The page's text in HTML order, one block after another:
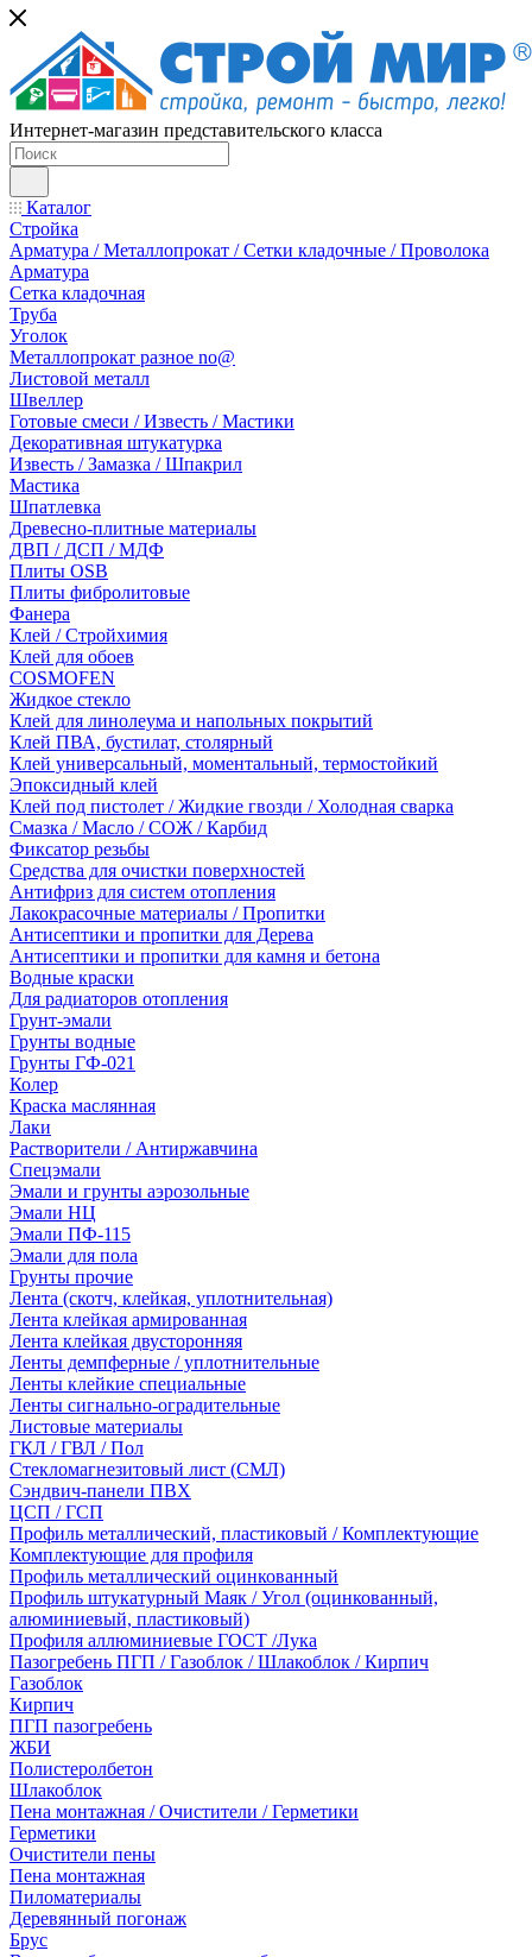
Интернет-магазин представительского класса
Каталог
Стройка
Арматура / Металлопрокат / Сетки кладочные / Проволока
Арматура
Сетка кладочная
Труба
Уголок
Металлопрокат разное no@
Листовой металл
Швеллер
Готовые смеси / Известь / Мастики
Декоративная штукатурка
Известь / Замазка / Шпакрил
Мастика
Шпатлевка
Древесно-плитные материалы
ДВП / ДСП / МДФ
Плиты OSB
Плиты фибролитовые
Фанера
Клей / Стройхимия
Клей для обоев
COSMOFEN
Жидкое стекло
Клей для линолеума и напольных покрытий
Клей ПВА, бустилат, столярный
Клей универсальный, моментальный, термостойкий
Эпоксидный клей
Клей под пистолет / Жидкие гвозди / Холодная сварка
Смазка / Масло / СОЖ / Карбид
Фиксатор резьбы
Средства для очистки поверхностей
Антифриз для систем отопления
Лакокрасочные материалы / Пропитки
Антисептики и пропитки для Дерева
Антисептики и пропитки для камня и бетона
Водные краски
Для радиаторов отопления
Грунт-эмали
Грунты водные
Грунты ГФ-021
Колер
Краска маслянная
Лаки
Растворители / Антиржавчина
Спецэмали
Эмали и грунты аэрозольные
Эмали НЦ
Эмали ПФ-115
Эмали для пола
Грунты прочие
Лента (скотч, клейкая, уплотнительная)
Лента клейкая армированная
Лента клейкая двусторонняя
Ленты демпферные / уплотнительные
Ленты клейкие специальные
Ленты сигнально-оградительные
Листовые материалы
ГКЛ / ГВЛ / Пол
Стекломагнезитовый лист (СМЛ)
Сэндвич-панели ПВХ
ЦСП / ГСП
Профиль металлический, пластиковый / Комплектующие
Комплектующие для профиля
Профиль металлический оцинкованный
Профиль штукатурный Маяк / Угол (оцинкованный,
алюминиевый, пластиковый)
Профиля аллюминиевые ГОСТ /Лука
Пазогребень ПГП / Газоблок / Шлакоблок / Кирпич
Газоблок
Кирпич
ПГП пазогребень
ЖБИ
Полистеролбетон
Шлакоблок
Пена монтажная / Очистители / Герметики
Герметики
Очистители пены
Пена монтажная
Пиломатериалы
Деревянный погонаж
Брус